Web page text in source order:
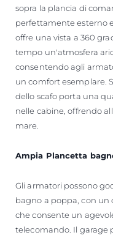
sopra la plancia di
perfettamente esterno
offre una vista a 360
tempo un'atmosfera
consentendo agli
un comfort esemplare.
dello scafo porta una
nelle cabine, offrendo
mare.
Ampia Plancetta
Gli armatori possono
bagno a poppa, con
che consente un
telecomando. Il garage